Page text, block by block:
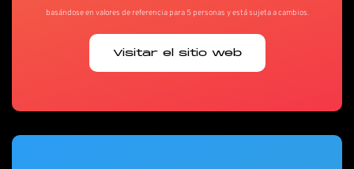
basándose en valores de referencia para 5 personas y está sujeta a cambios.
Visitar el sitio web